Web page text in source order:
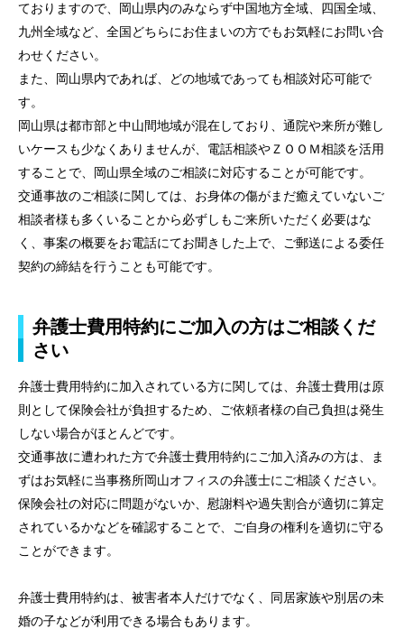
トップページ
個人のお客様
ておりますので、岡山県内のみならず中国地方全域、四国全域、
九州全域など、全国どちらにお住まいの方でもお気軽にお問い合
わせください。
また、岡山県内であれば、どの地域であっても相談対応可能で
す。
岡山県は都市部と中山間地域が混在しており、通院や来所が難し
いケースも少なくありませんが、電話相談やＺＯＯＭ相談を活用
することで、岡山県全域のご相談に対応することが可能です。
交通事故のご相談に関しては、お身体の傷がまだ癒えていないご
相談者様も多くいることから必ずしもご来所いただく必要はな
く、事案の概要をお電話にてお聞きした上で、ご郵送による委任
契約の締結を行うことも可能です。
弁護士費用特約にご加入の方はご相談くだ
さい
弁護士費用特約に加入されている方に関しては、弁護士費用は原
則として保険会社が負担するため、ご依頼者様の自己負担は発生
しない場合がほとんどです。
交通事故に遭われた方で弁護士費用特約にご加入済みの方は、ま
ずはお気軽に当事務所岡山オフィスの弁護士にご相談ください。
保険会社の対応に問題がないか、慰謝料や過失割合が適切に算定
されているかなどを確認することで、ご自身の権利を適切に守る
ことができます。
弁護士費用特約は、被害者本人だけでなく、同居家族や別居の未
婚の子などが利用できる場合もあります。